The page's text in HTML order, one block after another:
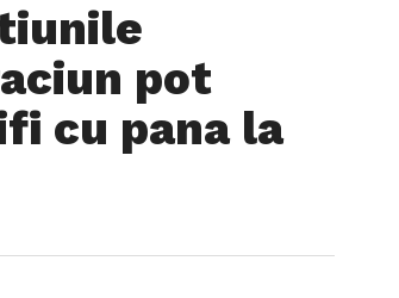
pot
cu pana la